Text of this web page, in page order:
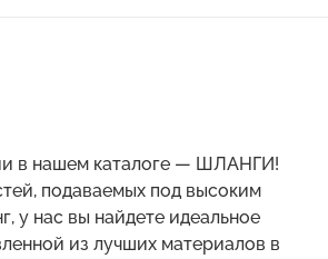
в нашем каталоге — ШЛАНГИ!
подаваемых под высоким
у нас вы найдете идеальное
из лучших материалов в